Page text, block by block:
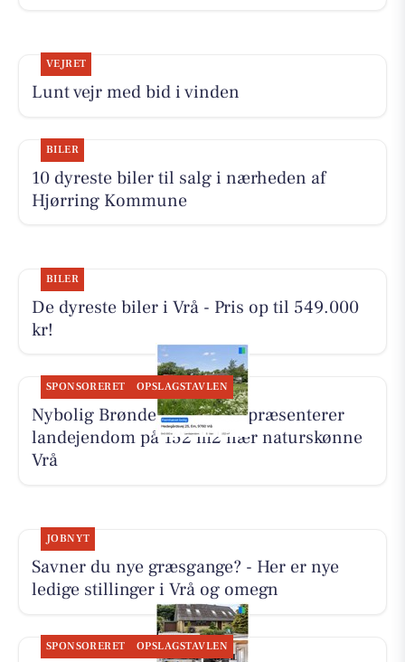
VEJRET
Lunt vejr med bid i vinden
BILER
10 dyreste biler til salg i nærheden af
Hjørring Kommune
BILER
De dyreste biler i Vrå - Pris op til 549.000
kr!
SPONSORERET OPSLAGSTAVLEN
Nybolig Brønderslev & Vrå præsenterer
landejendom på 152 m2 nær naturskønne
Vrå
JOBNYT
Savner du nye græsgange? - Her er nye
ledige stillinger i Vrå og omegn
SPONSORERET OPSLAGSTAVLEN